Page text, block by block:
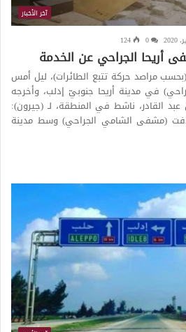
آخر الأخبار
124
الجراحي عن الخدمة
مراصد حركة تتبع الطائرات)، ليل أمس
في مدينة أريحا جنوبيّ إدلب، وأخرجه
القادر، ناشط في المنطقة، لـ (جيرون):
(مشفى الشامي الجراحي) وسط مدينة